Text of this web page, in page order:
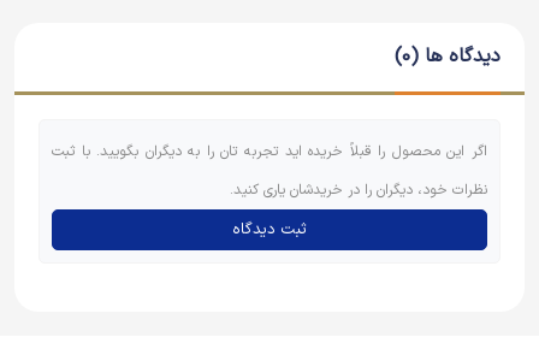
دیدگاه ها (0)
اگر این محصول را قبلاً خریده اید تجربه تان را به دیگران بگویید. با ثبت
نظرات خود، دیگران را در خریدشان یاری کنید.
ثبت دیدگاه